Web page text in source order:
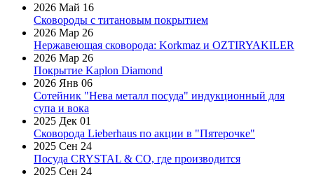
2026 Май 16
Сковороды с титановым покрытием
2026 Мар 26
Нержавеющая сковорода: Korkmaz и OZTIRYAKILER
2026 Мар 26
Покрытие Kaplon Diamond
2026 Янв 06
Сотейник "Нева металл посуда" индукционный для
супа и вока
2025 Дек 01
Сковорода Lieberhaus по акции в "Пятерочке"
2025 Сен 24
Посуда CRYSTAL & CO, где производится
2025 Сен 24